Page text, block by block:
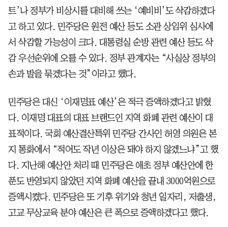
트’나 정부가 비상시를 대비해 쓰는 ‘예비비’도 삭감하겠다
고 하고 있다. 민주당은 원전 예산 등도 소관 상임위 심사에
서 삭감할 가능성이 크다. 대통령실 순방 관련 예산 등도 삭
감 우선순위에 오를 수 있다. 정부 관계자는 “사실상 정부의
손과 발을 묶겠다는 것”이라고 했다.
민주당은 대신 ‘이재명표 예산’은 적극 증액하겠다고 밝혔
다. 이재명 대표의 대표 브랜드인 지역 화폐 관련 예산이 대
표적이다. 국회 예산결산특위 민주당 간사인 허영 의원은 본
지 통화에서 “적어도 작년 이상은 돼야 하지 않겠느냐”고 했
다. 지난해 예산안 처리 때 민주당은 애초 정부 예산안에 한
푼도 반영되지 않았던 지역 화폐 예산을 끝내 3000억원으로
증액시켰다. 민주당은 또 기후 위기와 청년 일자리, 저출생,
고교 무상교육 분야 예산은 큰 폭으로 증액하겠다고 했다.